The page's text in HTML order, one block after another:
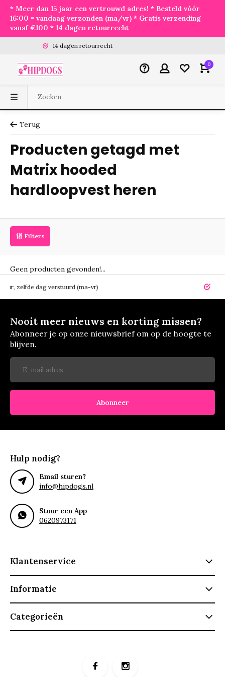
* Meer dan 15 jaar een vertrouwd adres! * Besteld vóór
16:00 = vandaag verzonden (ma/vr) * Gratis verzending
vanaf €100 * 14 dagen retourrecht
14 dagen retourrecht
0
Terug
Producten getagd met
Matrix hooded
hardloopvest heren
Filters
Geen producten gevonden!...
dag verstuurd (ma-vr) 14 dagen
Nooit meer nieuws en korting missen?
Abonneer je op onze nieuwsbrief om op de hoogte te
blijven.
Abonneer
Hulp nodig?
Email sturen?
info@hipdogs.nl
Stuur een App
0620973171
Klantenservice
Informatie
Categorieën